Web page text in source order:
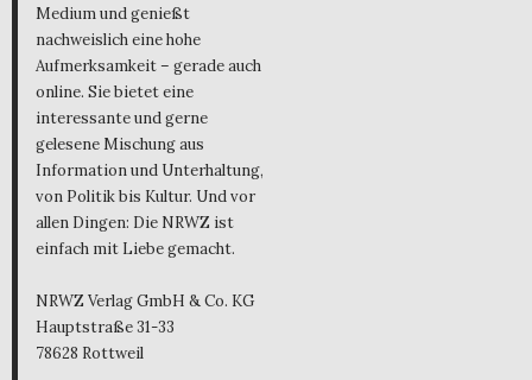
Medium und genießt
nachweislich eine hohe
Aufmerksamkeit – gerade auch
online. Sie bietet eine
interessante und gerne
gelesene Mischung aus
Information und Unterhaltung,
von Politik bis Kultur. Und vor
allen Dingen: Die NRWZ ist
einfach mit Liebe gemacht.
NRWZ Verlag GmbH & Co. KG
Hauptstraße 31-33
78628 Rottweil